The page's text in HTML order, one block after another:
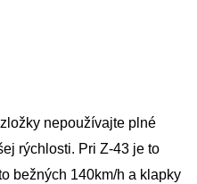
nepoužívajte plné
rýchlosti. Pri Z-43 je to
bežných 140km/h a klapky